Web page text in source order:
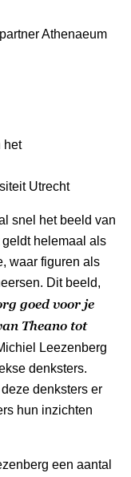
Athenaeum
het
Utrecht
snel het beeld van
helemaal als
waar figuren als
Dit beeld,
goed voor je
Theano tot
Leezenberg
denksters.
denksters er
hun inzichten
een aantal